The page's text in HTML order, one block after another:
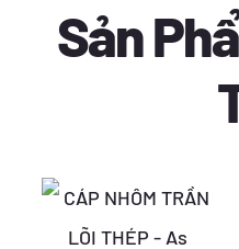
Sản
Giá
gốc
Giá
hiện